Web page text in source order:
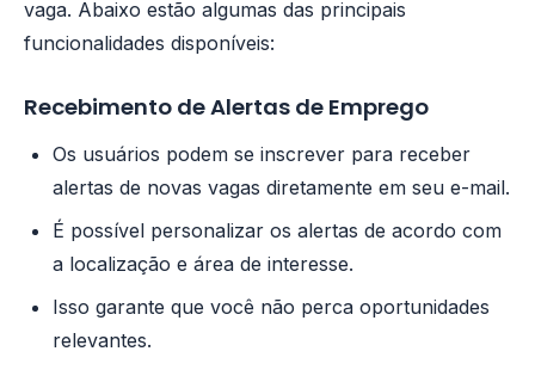
vaga. Abaixo estão algumas das principais
funcionalidades disponíveis:
Recebimento de Alertas de Emprego
Os usuários podem se inscrever para receber
alertas de novas vagas diretamente em seu e-mail.
É possível personalizar os alertas de acordo com
a localização e área de interesse.
Isso garante que você não perca oportunidades
relevantes.